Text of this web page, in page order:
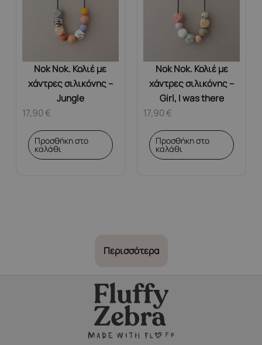
Nok Nok. Κολιέ με
χάντρες σιλικόνης –
Jungle
17,90€
Προσθήκη στο
καλάθι
Nok Nok. Κολιέ με
χάντρες σιλικόνης –
Girl, I was there
17,90€
Προσθήκη στο
καλάθι
Περισσότερα